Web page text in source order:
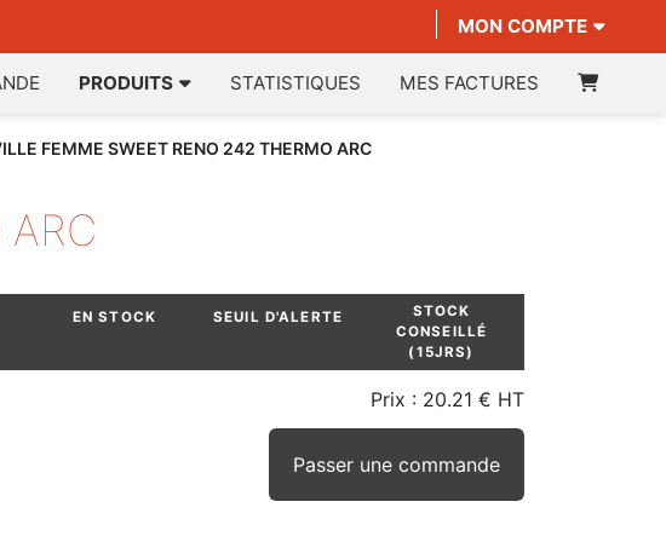
MON COMPTE
PRODUITS STATISTIQUES MES FACTURES
FEMME SWEET RENO 242 THERMO ARC
EN STOCK SEUIL D'ALERTE
STOCK
CONSEILLÉ
(15JRS)
Prix : 20.21 € HT
Passer une commande